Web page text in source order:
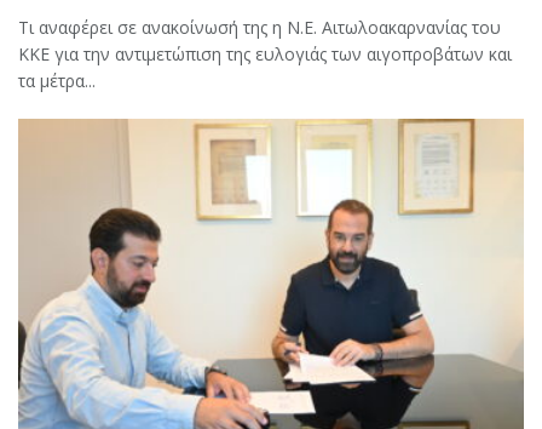
Τι αναφέρει σε ανακοίνωσή της η Ν.Ε. Αιτωλοακαρνανίας του
ΚΚΕ για την αντιμετώπιση της ευλογιάς των αιγοπροβάτων και
τα μέτρα...